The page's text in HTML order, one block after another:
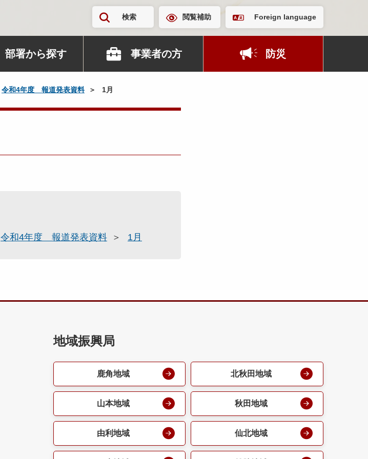
検索 閲覧補助 Foreign language
部署から探す 事業者の方 防災
令和4年度 報道発表資料 1月
令和4年度 報道発表資料 1月
地域振興局
鹿角地域 北秋田地域
山本地域 秋田地域
由利地域 仙北地域